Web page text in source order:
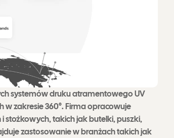
systemów druku atramentowego UV
zakresie 360°. Firma opracowuje
stożkowych, takich jak butelki, puszki,
zastosowanie w branżach takich jak